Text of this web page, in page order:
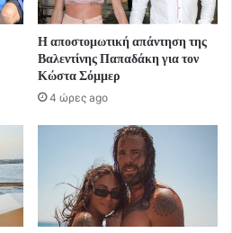
Η αποστομωτική απάντηση της
Βαλεντίνης Παπαδάκη για τον
Κώστα Σόμμερ
4 ώρες ago